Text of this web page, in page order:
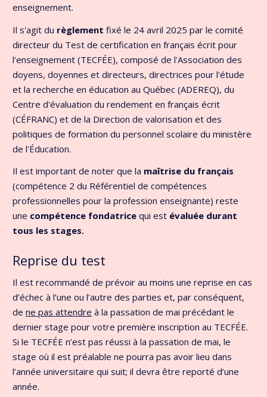
enseignement.
Il s'agit du règlement fixé le 24 avril 2025 par le comité
directeur du Test de certification en français écrit pour
l'enseignement (TECFÉE), composé de l'Association des
doyens, doyennes et directeurs, directrices pour l'étude
et la recherche en éducation au Québec (ADEREQ), du
Centre d'évaluation du rendement en français écrit
(CÉFRANC) et de la Direction de valorisation et des
politiques de formation du personnel scolaire du ministère
de l'Éducation.
Il est important de noter que la maîtrise du français
(compétence 2 du Référentiel de compétences
professionnelles pour la profession enseignante) reste
une compétence fondatrice qui est évaluée durant
tous les stages.
Reprise du test
Il est recommandé de prévoir au moins une reprise en cas
d’échec à l’une ou l’autre des parties et, par conséquent,
de ne pas attendre à la passation de mai précédant le
dernier stage pour votre première inscription au TECFÉE.
Si le TECFÉE n’est pas réussi à la passation de mai, le
stage où il est préalable ne pourra pas avoir lieu dans
l’année universitaire qui suit; il devra être reporté d’une
année.